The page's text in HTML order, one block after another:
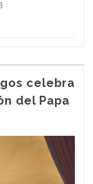
celebra
del Papa